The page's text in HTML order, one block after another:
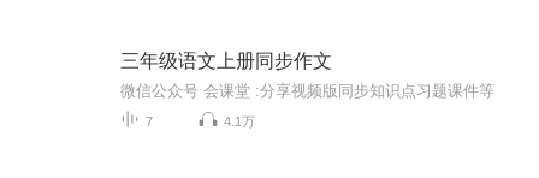
三年级语文上册同步作文
微信公众号 会课堂 :分享视频版同步知识点习题课件等
7 4.1万